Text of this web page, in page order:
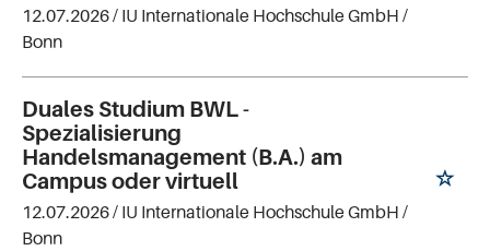
12.07.2026 / IU Internationale Hochschule GmbH /
Bonn
Duales Studium BWL -
Spezialisierung
Handelsmanagement (B.A.) am
Campus oder virtuell
12.07.2026 / IU Internationale Hochschule GmbH /
Bonn